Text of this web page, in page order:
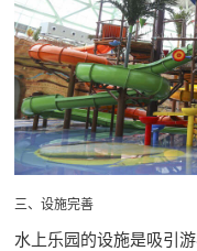
三、设施完善
水上乐园的设施是吸引